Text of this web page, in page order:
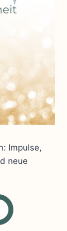
Impulse,
neue